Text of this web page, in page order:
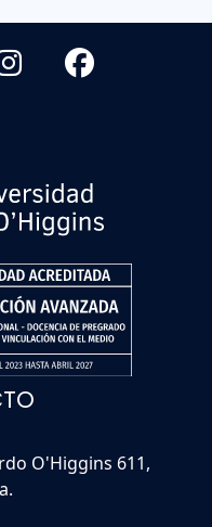
O'Higgins 611,